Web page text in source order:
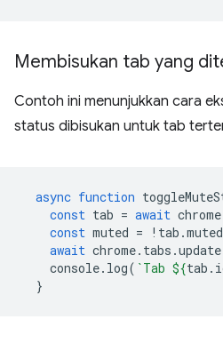
Membisukan tab yang
Contoh ini menunjukkan cara
status dibisukan untuk tab
async function
const tab = await chrome
const muted = ! tab .
await chrome. tabs .update
console. log( `Tab ${tab .
}